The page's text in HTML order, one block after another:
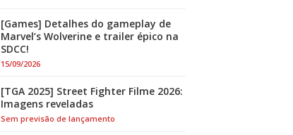
[Games] Detalhes do gameplay de
Marvel’s Wolverine e trailer épico na
SDCC!
15/09/2026
[TGA 2025] Street Fighter Filme 2026:
Imagens reveladas
Sem previsão de lançamento